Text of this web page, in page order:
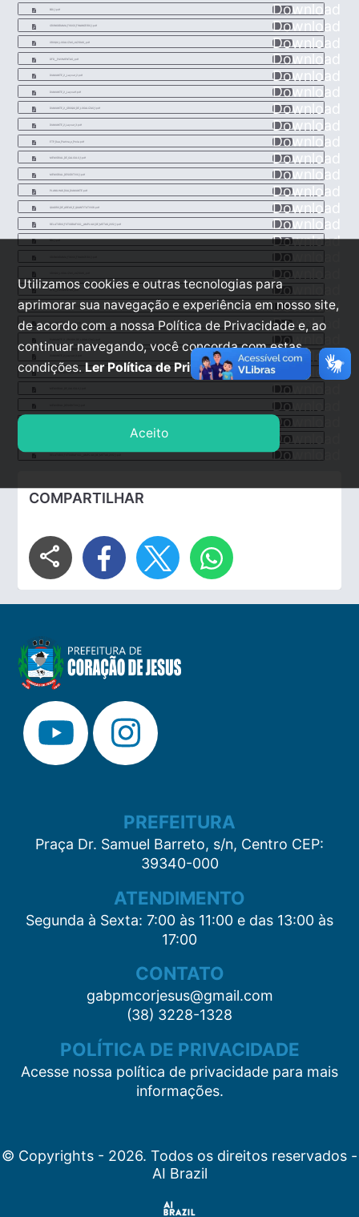
BDI_1.pdf Download
CRONOGRAMA_FISICO_FINANCEIRO_1.pdf Download
CROQUI_LOCALIZAO_JAZIDAS_.pdf Download
DFD___PAVIMENTAO_.pdf Download
DIAMANTE_2__Layout_2.pdf Download
DIAMANTE_2__Layout1.pdf Download
DIAMANTE_2__CROQUI_DE_LOCALIZAO_1.pdf Download
DIAMANTE_2_Layout_3.pdf Download
ETP_Rua_Platina_e_Prola.pdf Download
MEMORIAL_DE_CALCULO_1.pdf Download
MEMORIAL_DESCRITIVO_1.pdf Download
PLANILHAS_RUA_DIAMANTE.pdf Download
QUADRO_DE_AREAS_E_QUANTITATIVOS.pdf Download
RELATORIO_FOTOGRAFICO___AMPLIAO_DE_METAS_2012_1.pdf Download
BDI_1.pdf Download
Download
Download
DFD___PAVIMENTAO_.pdf Download
DIAMANTE_2__Layout_2.pdf Download
DIAMANTE_2__Layout1.pdf Download
Download
Download
ETP_Rua_Platina_e_Prola.pdf Download
Download
Download
Download
Download
Download
COMPARTILHAR
share
PREFEITURA
Praça Dr. Samuel Barreto, s/n, Centro CEP:
39340-000
ATENDIMENTO
Segunda à Sexta: 7:00 às 11:00 e das 13:00 às
17:00
CONTATO
gabpmcorjesus@gmail.com
(38) 3228-1328
POLÍTICA DE PRIVACIDADE
Acesse nossa política de privacidade para mais
informações.
© Copyrights - 2026. Todos os direitos reservados -
AI Brazil
Utilizamos cookies e outras tecnologias para
aprimorar sua navegação e experiência em nosso site,
de acordo com a nossa Política de Privacidade e, ao
continuar navegando, você concorda com estas
condições.Ler Política de Privacidade.
Aceito